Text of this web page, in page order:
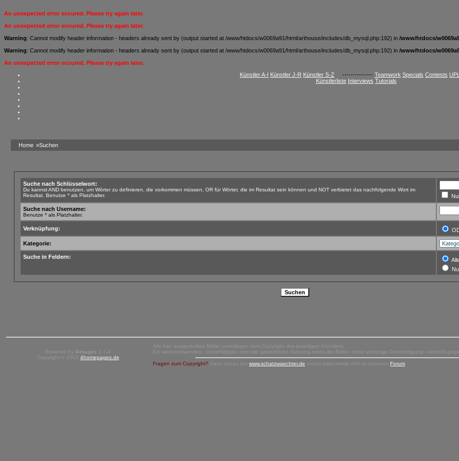
An unexpected error occured. Please try again later.
An unexpected error occured. Please try again later.
Warning: Cannot modify header information - headers already sent by (output started at /www/htdocs/w0069a91/html/arthouse/includes/db_mysql.php:192) in /www/htdocs/
Warning: Cannot modify header information - headers already sent by (output started at /www/htdocs/w0069a91/html/arthouse/includes/db_mysql.php:192) in /www/htdocs/
An unexpected error occured. Please try again later.
Künstler A-I Künstler J-R Künstler S-Z --------------- Teamwork Specials Contests
Künstlerliste Interviews Tutorials
Home »Suchen
Suche nach Schlüsselwort:
Du kannst AND benutzen, um Wörter zu definieren, die vorkommen müssen, OR für Wörter, die im Resultat sein können und NOT verbietet das nachfolgende Wort im
Resultat. Benutze * als Platzhalter.
Suche nach Username:
Benutze * als Platzhalter.
Verknüpfung:
Kategorie:
Suche in Feldern:
Powered by 4images 1.7.4
Copyright © 2002 4homepages.de
Alle hier ausgestellten Bilder unterliegen dem Copyright des jeweiligen Künstlers.
Ein weiterverwenden, vervielfältigen oder die gewerbliche Nutzung eines der Bilder -ohne vorherige Genehmigung- verstößt
Fragen zum Copyright? Dann schau bei www.schatzwaechter.de vorbei oder melde dich in unserem Forum